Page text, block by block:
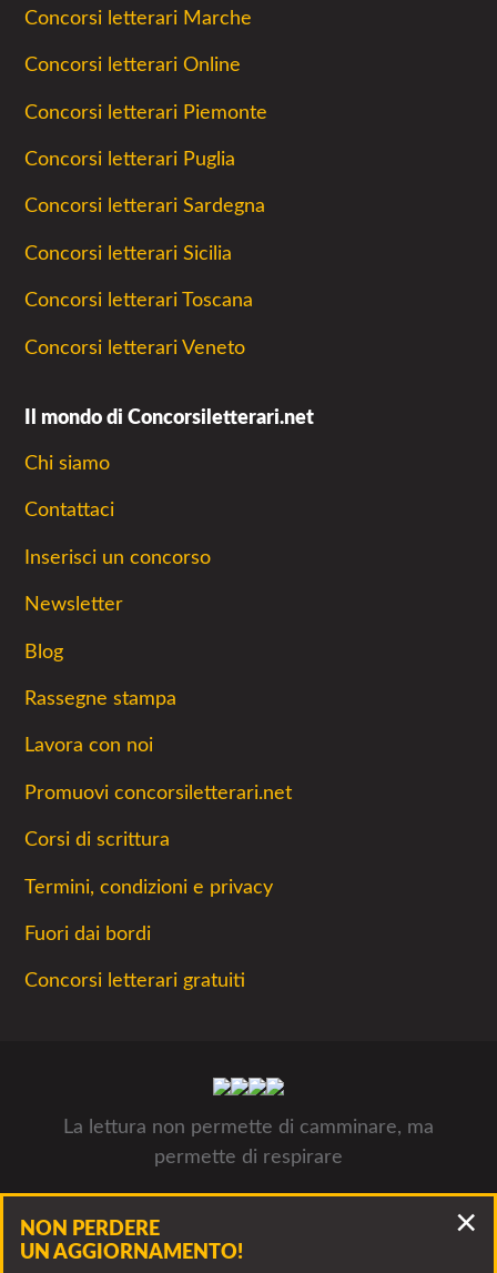
Concorsi letterari Marche
Concorsi letterari Online
Concorsi letterari Piemonte
Concorsi letterari Puglia
Concorsi letterari Sardegna
Concorsi letterari Sicilia
Concorsi letterari Toscana
Concorsi letterari Veneto
Il mondo di Concorsiletterari.net
Chi siamo
Contattaci
Inserisci un concorso
Newsletter
Blog
Rassegne stampa
Lavora con noi
Promuovi concorsiletterari.net
Corsi di scrittura
Termini, condizioni e privacy
Fuori dai bordi
Concorsi letterari gratuiti
La lettura non permette di camminare, ma
permette di respirare
Panzarella, via Francesco Guerrazzi 10, 20900 Monza P.IVA
09312311005
NON PERDERE
UN AGGIORNAMENTO!